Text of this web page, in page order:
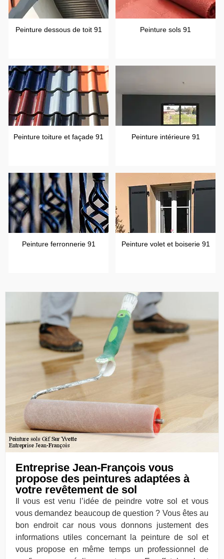
Peinture dessous de toit 91 Peinture sols 91
Peinture toiture et façade 91 Peinture intérieure 91
Peinture ferronnerie 91 Peinture volet et boiserie 91
Entreprise Jean-François vous
propose des peintures adaptées à
votre revêtement de sol
Il vous est venu l’idée de peindre votre sol et vous
vous demandez beaucoup de question ? Vous êtes au
bon endroit car nous vous donnons justement des
informations utiles concernant la peinture de sol et
vous propose en même temps un professionnel de